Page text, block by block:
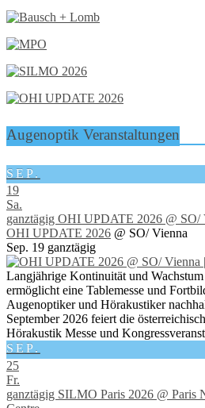
Augenoptik Veranstaltungen
SEP.
19
Sa.
ganztägig OHI UPDATE 2026 @ SO/
OHI UPDATE 2026 @ SO/ Vienna
Sep. 19 ganztägig
Langjährige Kontinuität und Wachstum
ermöglicht eine Tablemesse und
Augenoptiker und Hörakustiker
September 2026 feiert die
Hörakustik Messe und
SEP.
25
Fr.
ganztägig SILMO Paris 2026 @ Paris